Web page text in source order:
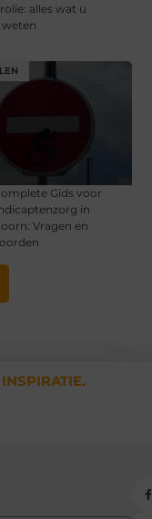
alles wat u
Gids voor
in
Vragen en
INSPIRATIE.